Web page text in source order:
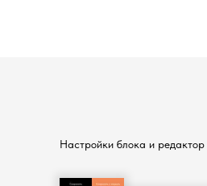
Настройки блока и